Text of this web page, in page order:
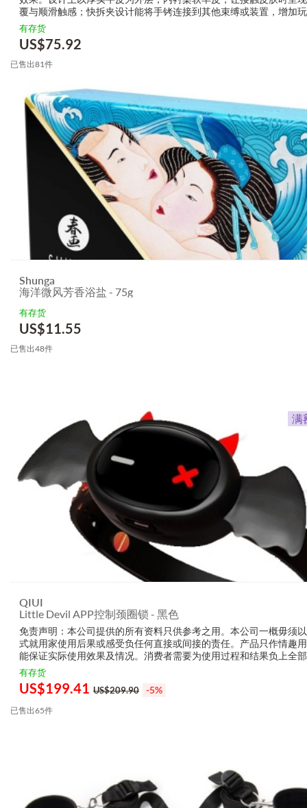
覆与顺滑触感；快拆夹设计能将手铐连接到其他束缚或装置，增加
度。酒红色调带出成熟与优雅，整体质感平衡了坚固与细腻，适合
味束缚体验的使...
有存货
US$75.92
已售出81件
Shunga
海洋微风芳香浴盐 - 75g
有存货
US$11.55
已售出48件
QIUI
Little Devil APP控制颈圈锁 - 黑色
免责声明：本公司提供的所有资料只供参考之用。本公司一概毋须
式就用家使用后果或感受负任何直接或间接的责任。产品只作情趣
能保证实际使用效果及情况。消费者需要为使用过程和结果负上全
生产商无需要以任何方式为任何直接或间接的失误负责，包括但不
的损毁，受伤或者任何伤害。
有存货
US$199.41 US$209.90 -5%
已售出65件